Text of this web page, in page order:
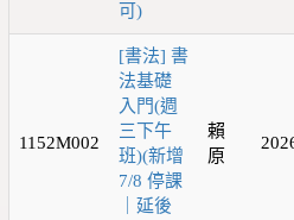
可)
1152M002
[書法] 書
法基礎
入門(週
三下午
班)(新增
7/8 停課
｜延後
賴
原